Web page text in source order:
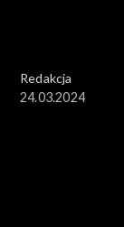
Redakcja
24.03.2024